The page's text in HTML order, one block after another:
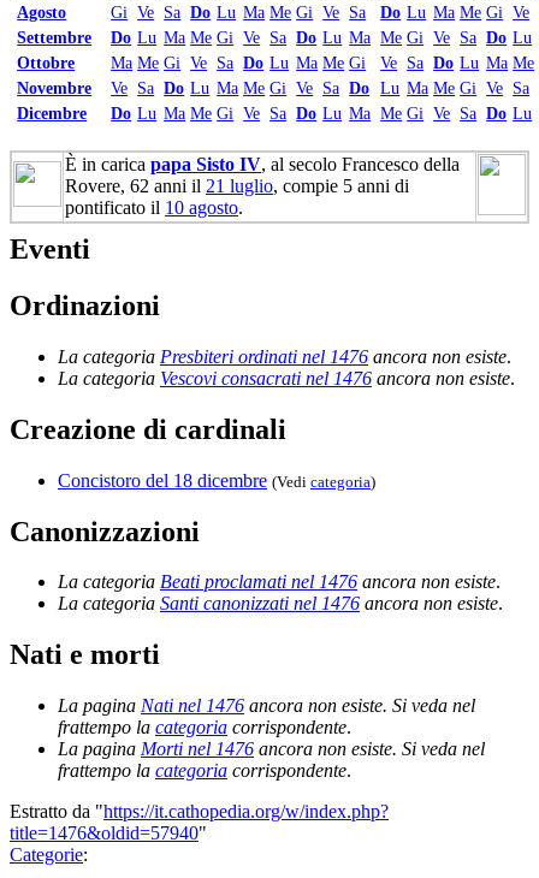
Agosto
Gi Ve Sa Do Lu Ma Me Gi Ve Sa Do Lu Ma Me Gi Ve
Settembre
Do Lu Ma Me Gi Ve Sa Do Lu Ma Me Gi Ve Sa Do Lu
Ottobre
Ma Me Gi Ve Sa Do Lu Ma Me Gi Ve Sa Do Lu Ma Me
Novembre
Ve Sa Do Lu Ma Me Gi Ve Sa Do Lu Ma Me Gi Ve Sa
Dicembre
Do Lu Ma Me Gi Ve Sa Do Lu Ma Me Gi Ve Sa Do Lu
È in carica papa Sisto IV, al secolo Francesco della
Rovere, 62 anni il 21 luglio, compie 5 anni di
pontificato il 10 agosto.
Eventi
Ordinazioni
La categoria Presbiteri ordinati nel 1476 ancora non esiste.
La categoria Vescovi consacrati nel 1476 ancora non esiste.
Creazione di cardinali
Concistoro del 18 dicembre (Vedi categoria)
Canonizzazioni
La categoria Beati proclamati nel 1476 ancora non esiste.
La categoria Santi canonizzati nel 1476 ancora non esiste.
Nati e morti
La pagina Nati nel 1476 ancora non esiste. Si veda nel
frattempo la categoria corrispondente.
La pagina Morti nel 1476 ancora non esiste. Si veda nel
frattempo la categoria corrispondente.
Estratto da "https://it.cathopedia.org/w/index.php?
title=1476&oldid=57940"
Categorie: